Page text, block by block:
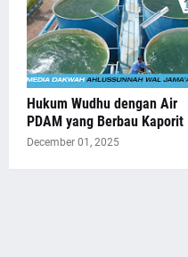
Hukum Wudhu dengan Air
PDAM yang Berbau Kaporit
December 01, 2025